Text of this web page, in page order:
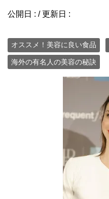
公開日 : / 更新日 :
オススメ！美容に良い食品
海外の有名人の美容の秘訣